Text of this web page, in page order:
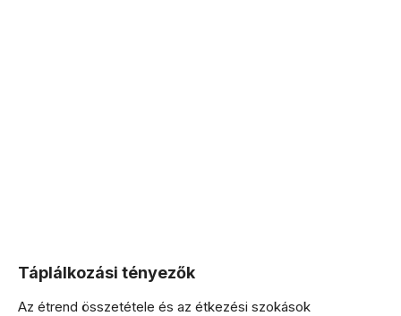
Táplálkozási tényezők
Az étrend összetétele és az étkezési szokások